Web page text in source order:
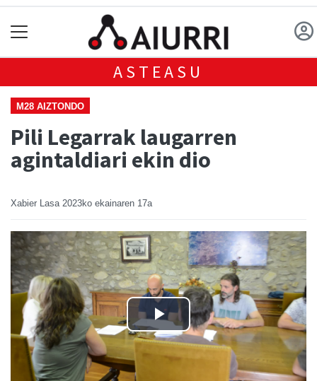
ASTEASU
M28 AIZTONDO
Pili Legarrak laugarren
agintaldiari ekin dio
Xabier Lasa 2023ko ekainaren 17a